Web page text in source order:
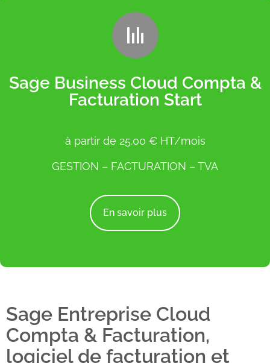
Sage Business Cloud Compta &
Facturation Start
à partir de 25.00 € HT/mois
GESTION – FACTURATION – TVA
En savoir plus
Sage Entreprise Cloud
Compta & Facturation,
logiciel de facturation et